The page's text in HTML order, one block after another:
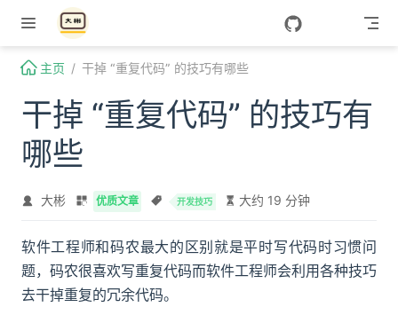
Skip to content
主页 干掉 “重复代码” 的技巧有哪些
干掉 “重复代码” 的技巧有
哪些
大彬 优质文章 开发技巧 大约 19 分钟
软件工程师和码农最大的区别就是平时写代码时习惯问
题，码农很喜欢写重复代码而软件工程师会利用各种技巧
去干掉重复的冗余代码。